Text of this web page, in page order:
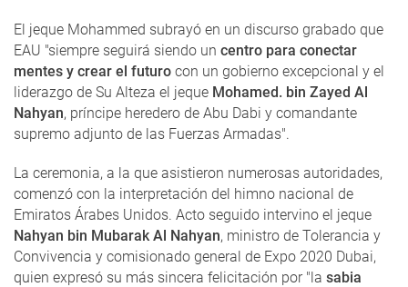
El jeque Mohammed subrayó en un discurso grabado que
EAU "siempre seguirá siendo un centro para conectar
mentes y crear el futuro con un gobierno excepcional y el
liderazgo de Su Alteza el jeque Mohamed. bin Zayed Al
Nahyan, príncipe heredero de Abu Dabi y comandante
supremo adjunto de las Fuerzas Armadas".
La ceremonia, a la que asistieron numerosas autoridades,
comenzó con la interpretación del himno nacional de
Emiratos Árabes Unidos. Acto seguido intervino el jeque
Nahyan bin Mubarak Al Nahyan, ministro de Tolerancia y
Convivencia y comisionado general de Expo 2020 Dubai,
quien expresó su más sincera felicitación por "la sabia